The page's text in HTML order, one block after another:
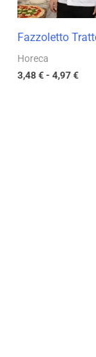
Fazzoletto
Horeca
3,48€- 4,97€